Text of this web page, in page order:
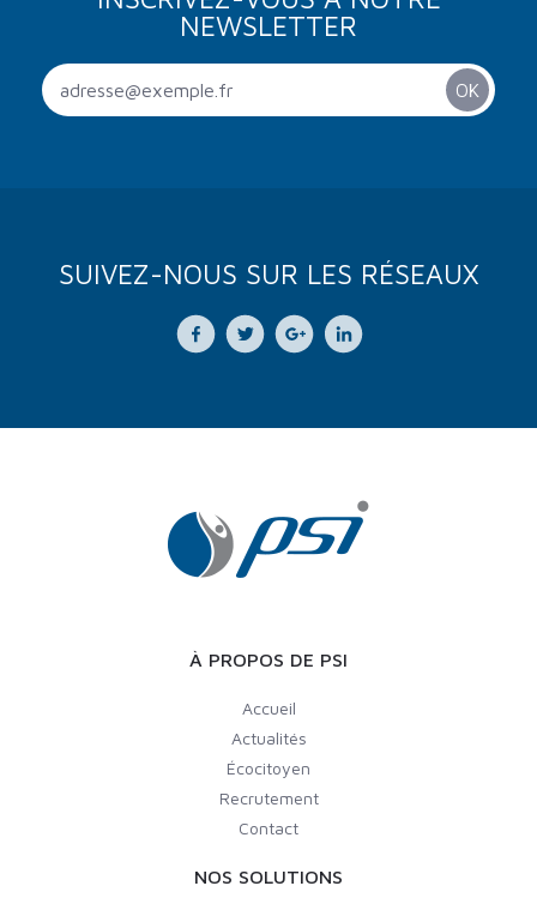
NEWSLETTER
SUIVEZ-NOUS SUR LES RÉSEAUX
À PROPOS DE PSI
Accueil
Actualités
Écocitoyen
Recrutement
Contact
NOS SOLUTIONS